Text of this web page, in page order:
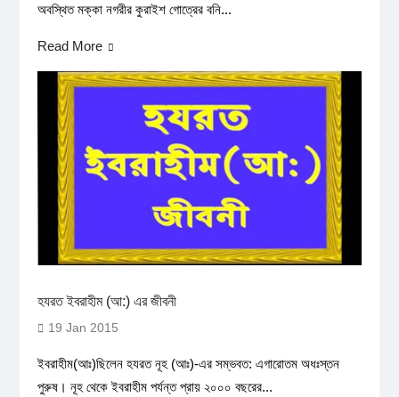
অবস্থিত মক্কা নগরীর কুরাইশ গোত্রের বনি...
Read More
হযরত ইবরাহীম (আ:) এর জীবনী
19 Jan 2015
ইবরাহীম(আঃ)ছিলেন হযরত নূহ (আঃ)-এর সম্ভবত: এগারোতম অধঃস্তন
পুরুষ। নূহ থেকে ইবরাহীম পর্যন্ত প্রায় ২০০০ বছরের...